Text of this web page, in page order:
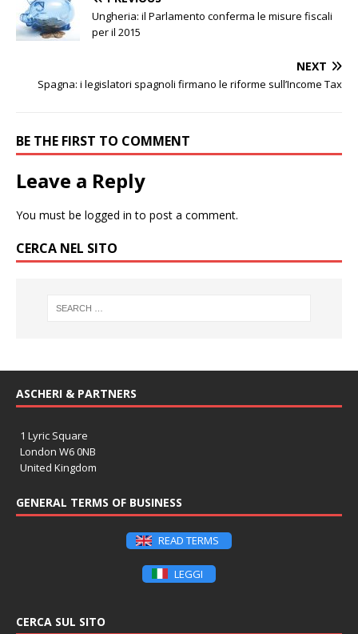
Ungheria: il Parlamento conferma le misure fiscali
per il 2015
NEXT
Spagna: i legislatori spagnoli firmano le riforme sull’Income Tax
BE THE FIRST TO COMMENT
Leave a Reply
You must be logged in to post a comment.
CERCA NEL SITO
ASCHERI & PARTNERS
1 Lyric Square
London W6 0NB
United Kingdom
GENERAL TERMS OF BUSINESS
READ TERMS
LEGGI
CERCA SUL SITO